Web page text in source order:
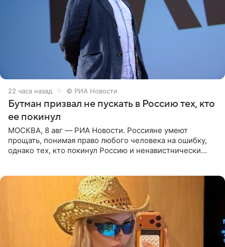
22 часа назад © РИА Новости
Бутман призвал не пускать в Россию тех, кто
ее покинул
МОСКВА, 8 авг — РИА Новости. Россияне умеют
прощать, понимая право любого человека на ошибку,
однако тех, кто покинул Россию и ненавистнически